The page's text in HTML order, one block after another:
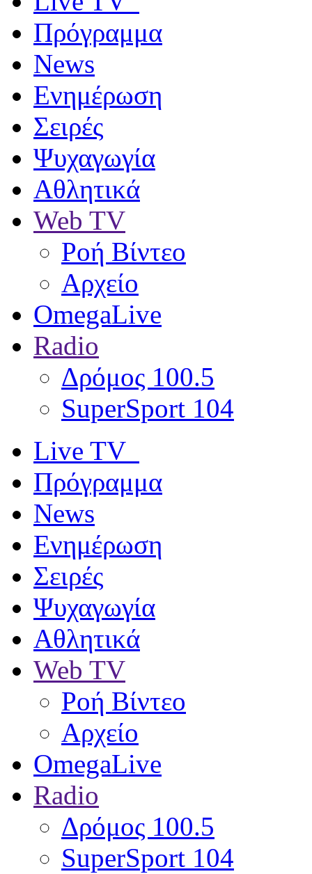
Πρόγραμμα
News
Ενημέρωση
Σειρές
Ψυχαγωγία
Αθλητικά
Web TV
Ροή Βίντεο
Αρχείο
OmegaLive
Radio
Δρόμος 100.5
SuperSport 104
Live TV
Πρόγραμμα
News
Ενημέρωση
Σειρές
Ψυχαγωγία
Αθλητικά
Web TV
Ροή Βίντεο
Αρχείο
OmegaLive
Radio
Δρόμος 100.5
SuperSport 104